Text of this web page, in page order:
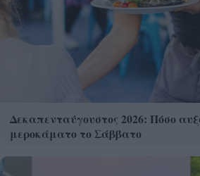
Δεκαπενταύγουστος 2026: Πόσο
μεροκάματο το Σάββατο